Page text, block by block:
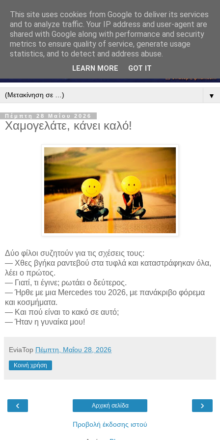
▼
Πέμπτη 28 Μαΐου 2026
Χαμογελάτε, κάνει καλό!
Δύο φίλοι συζητούν για τις σχέσεις τους:
— Χθες βγήκα ραντεβού στα τυφλά και καταστράφηκαν όλα,
λέει ο πρώτος.
— Γιατί, τι έγινε; ρωτάει ο δεύτερος.
— Ήρθε με μια Mercedes του 2026, με πανάκριβο φόρεμα
και κοσμήματα.
— Και πού είναι το κακό σε αυτό;
— Ήταν η γυναίκα μου!
EviaTop Πέμπτη, Μαΐου 28, 2026
Κοινή χρήση
‹ ›
Αρχική σελίδα
Προβολή έκδοσης ιστού
This site uses cookies from Google to deliver its services
and to analyze traffic. Your IP address and user-agent are
shared with Google along with performance and security
metrics to ensure quality of service, generate usage
statistics, and to detect and address abuse.
LEARN MORE GOT IT